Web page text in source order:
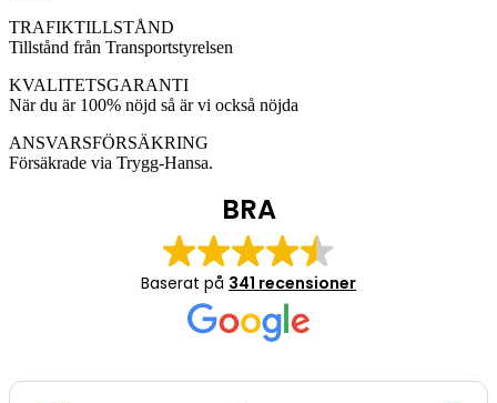
TRAFIKTILLSTÅND
Tillstånd från Transportstyrelsen
KVALITETSGARANTI
När du är 100% nöjd så är vi också nöjda
ANSVARSFÖRSÄKRING
Försäkrade via Trygg-Hansa.
BRA
Baserat på 341 recensioner